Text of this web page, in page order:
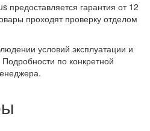
предоставляется гарантия от 12
проходят проверку отделом
условий эксплуатации и
по конкретной